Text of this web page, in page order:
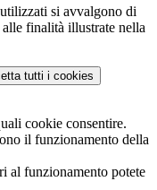
si avvalgono di
finalità illustrate nella
tutti i cookies
cookie consentire.
il funzionamento della
al funzionamento potete